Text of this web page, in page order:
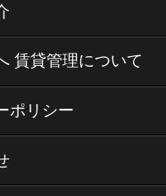
賃貸管理について
ポリシー